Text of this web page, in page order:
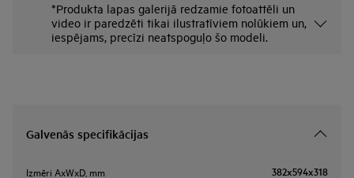
*Produkta lapas galerijā redzamie fotoattēli un
video ir paredzēti tikai ilustratīviem nolūkiem un,
iespējams, precīzi neatspoguļo šo modeli.
Galvenās specifikācijas
Izmēri AxWxD, mm 382x594x318